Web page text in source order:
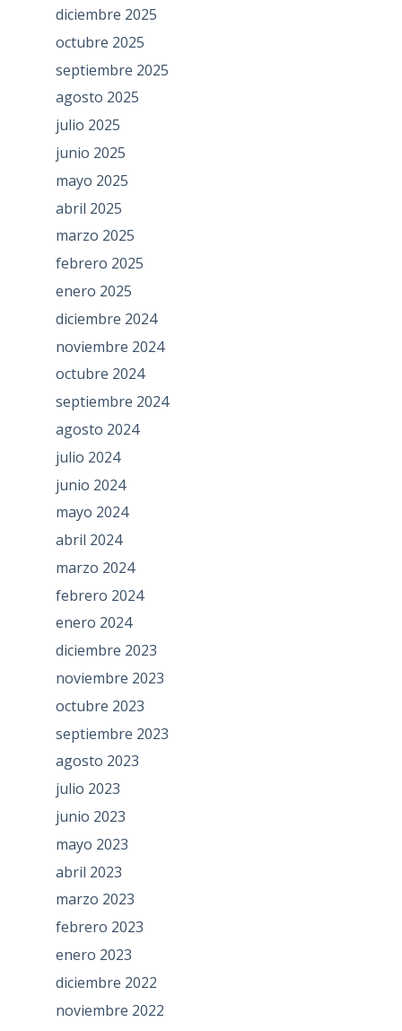
diciembre 2025
octubre 2025
septiembre 2025
agosto 2025
julio 2025
junio 2025
mayo 2025
abril 2025
marzo 2025
febrero 2025
enero 2025
diciembre 2024
noviembre 2024
octubre 2024
septiembre 2024
agosto 2024
julio 2024
junio 2024
mayo 2024
abril 2024
marzo 2024
febrero 2024
enero 2024
diciembre 2023
noviembre 2023
octubre 2023
septiembre 2023
agosto 2023
julio 2023
junio 2023
mayo 2023
abril 2023
marzo 2023
febrero 2023
enero 2023
diciembre 2022
noviembre 2022